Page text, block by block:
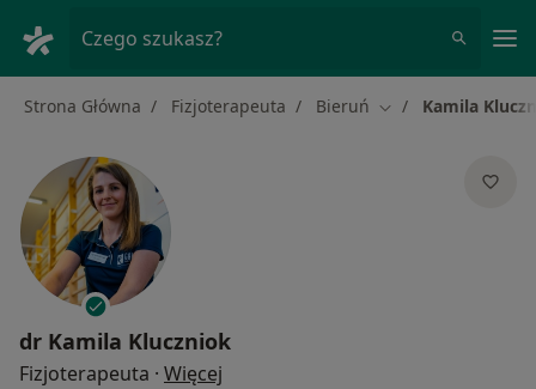
Czego szukasz?
Strona Główna Fizjoterapeuta Bieruń Zmień miasto
Kamila
dr Kamila Kluczniok
Fizjoterapeuta · Więcej